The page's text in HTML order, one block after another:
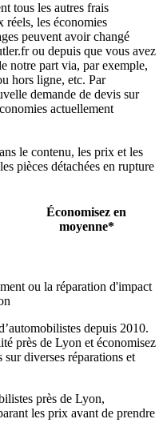
tous les autres frais
les économies
peuvent avoir changé
ou depuis que vous avez
notre part via, par exemple,
hors ligne, etc. Par
demande de devis sur
actuellement
le contenu, les prix et les
pièces détachées en rupture
Économisez en
moyenne*
ou la réparation d'impact
depuis 2010.
près de Lyon et économisez
diverses réparations et
près de Lyon,
les prix avant de prendre